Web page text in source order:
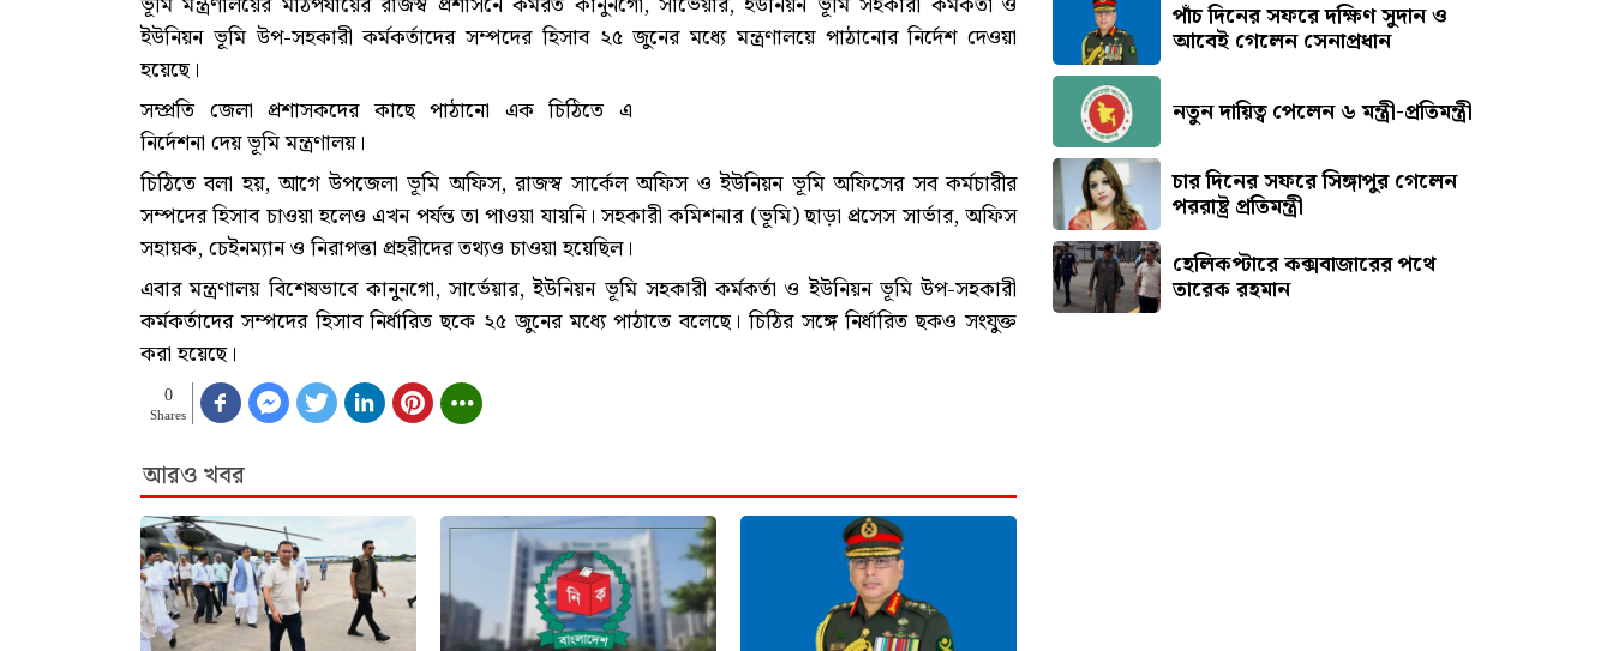
ইউনিয়ন ভূমি উপ-সহকারী কর্মকর্তাদের সম্পদের হিসাব ২৫ জুনের মধ্যে মন্ত্রণালয়ে পাঠানোর নির্দেশ দেওয়া
হয়েছে।
সম্প্রতি জেলা প্রশাসকদের কাছে পাঠানো এক চিঠিতে এ
নির্দেশনা দেয় ভূমি মন্ত্রণালয়।
চিঠিতে বলা হয়, আগে উপজেলা ভূমি অফিস, রাজস্ব সার্কেল অফিস ও ইউনিয়ন ভূমি অফিসের সব কর্মচারীর
সম্পদের হিসাব চাওয়া হলেও এখন পর্যন্ত তা পাওয়া যায়নি। সহকারী কমিশনার (ভূমি) ছাড়া প্রসেস সার্ভার, অফিস
সহায়ক, চেইনম্যান ও নিরাপত্তা প্রহরীদের তথ্যও চাওয়া হয়েছিল।
এবার মন্ত্রণালয় বিশেষভাবে কানুনগো, সার্ভেয়ার, ইউনিয়ন ভূমি সহকারী কর্মকর্তা ও ইউনিয়ন ভূমি উপ-সহকারী
কর্মকর্তাদের সম্পদের হিসাব নির্ধারিত ছকে ২৫ জুনের মধ্যে পাঠাতে বলেছে। চিঠির সঙ্গে নির্ধারিত ছকও সংযুক্ত
করা হয়েছে।
0
Shares
আরও খবর
পাঁচ দিনের সফরে দক্ষিণ সুদান ও
আবেই গেলেন সেনাপ্রধান
নতুন দায়িত্ব পেলেন ৬ মন্ত্রী-প্রতিমন্ত্রী
চার দিনের সফরে সিঙ্গাপুর গেলেন
পররাষ্ট্র প্রতিমন্ত্রী
হেলিকপ্টারে কক্সবাজারের পথে
তারেক রহমান